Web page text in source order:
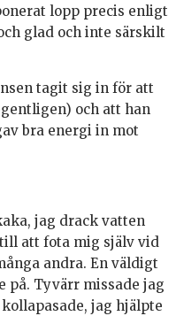
lopp precis enligt
glad och inte särskilt
tagit sig in för att
och att han
bra energi in mot
jag drack vatten
att fota mig själv vid
andra. En väldigt
på. Tyvärr missade jag
jag hjälpte